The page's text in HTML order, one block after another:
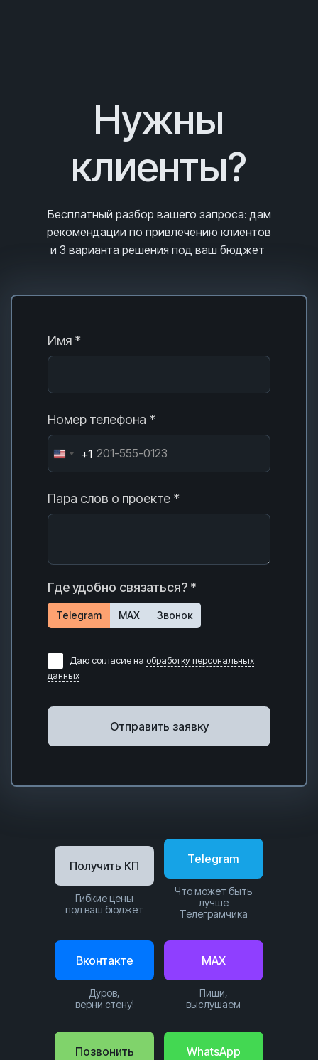
Нужны
клиенты?
Бесплатный разбор вашего запроса: дам
рекомендации по привлечению клиентов
и 3 варианта решения под ваш бюджет
Имя *
Номер телефона *
+1
Пара слов о проекте *
Где удобно связаться? *
Telegram MAX Звонок
Даю согласие на обработку персональных
данных
Отправить заявку
Позвонить WhatsApp
Telegram
Что может быть
лучше
Телеграмчика
Вконтакте
Дуров,
верни стену!
Получить КП
Гибкие цены
под ваш бюджет
MAX
Пиши,
выслушаем